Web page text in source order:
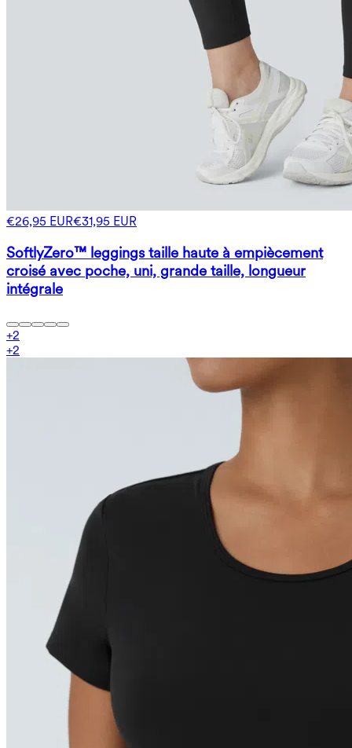
€26,95 EUR€31,95 EUR
SoftlyZero™ leggings taille haute à empiècement
croisé avec poche, uni, grande taille, longueur
intégrale
+2
+2